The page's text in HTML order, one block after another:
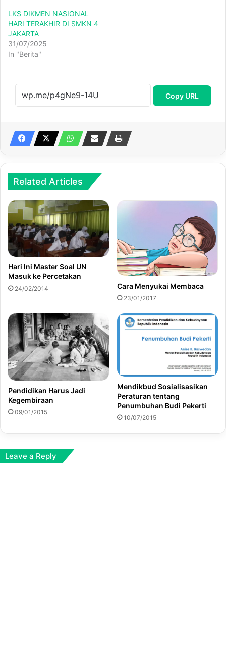
LKS DIKMEN NASIONAL
HARI TERAKHIR DI SMKN 4
JAKARTA
31/07/2025
In "Berita"
Copy URL
Related Articles
Hari Ini Master Soal UN
Masuk ke Percetakan
24/02/2014 Cara Menyukai Membaca
23/01/2017
Pendidikan Harus Jadi
Kegembiraan
09/01/2015
Mendikbud Sosialisasikan
Peraturan tentang
Penumbuhan Budi Pekerti
10/07/2015
Leave a Reply